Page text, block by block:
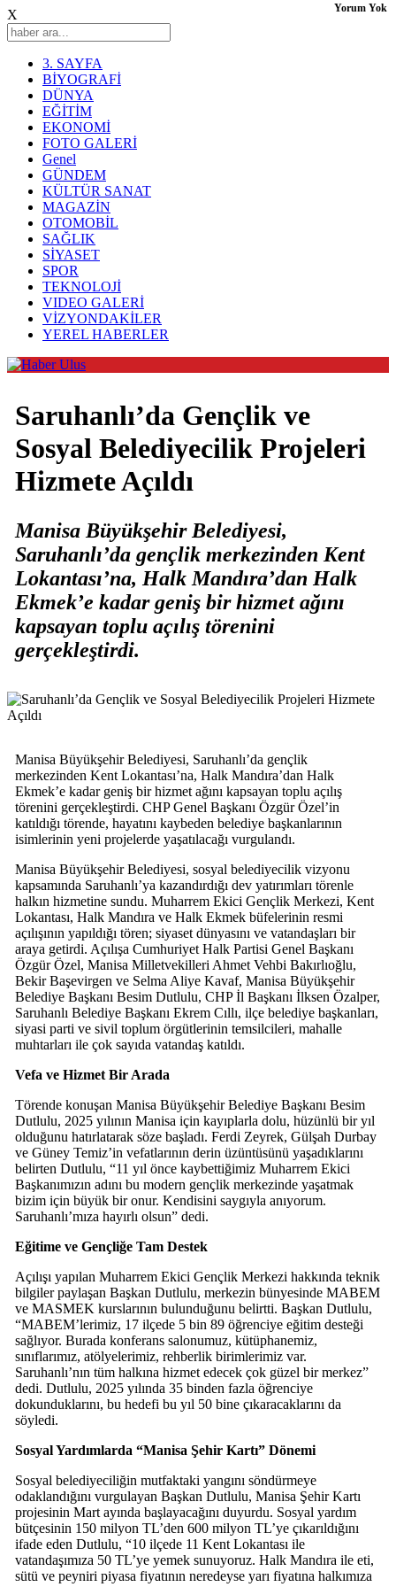
X
3. SAYFA
BİYOGRAFİ
DÜNYA
EĞİTİM
EKONOMİ
FOTO GALERİ
Genel
GÜNDEM
KÜLTÜR SANAT
MAGAZİN
OTOMOBİL
SAĞLIK
SİYASET
SPOR
TEKNOLOJİ
VIDEO GALERİ
VİZYONDAKİLER
YEREL HABERLER
Saruhanlı’da Gençlik ve
Sosyal Belediyecilik Projeleri
Hizmete Açıldı
Manisa Büyükşehir Belediyesi,
Saruhanlı’da gençlik merkezinden Kent
Lokantası’na, Halk Mandıra’dan Halk
Ekmek’e kadar geniş bir hizmet ağını
kapsayan toplu açılış törenini
gerçekleştirdi.
Manisa Büyükşehir Belediyesi, Saruhanlı’da gençlik
merkezinden Kent Lokantası’na, Halk Mandıra’dan Halk
Ekmek’e kadar geniş bir hizmet ağını kapsayan toplu açılış
törenini gerçekleştirdi. CHP Genel Başkanı Özgür Özel’in
katıldığı törende, hayatını kaybeden belediye başkanlarının
isimlerinin yeni projelerde yaşatılacağı vurgulandı.
Manisa Büyükşehir Belediyesi, sosyal belediyecilik vizyonu
kapsamında Saruhanlı’ya kazandırdığı dev yatırımları törenle
halkın hizmetine sundu. Muharrem Ekici Gençlik Merkezi, Kent
Lokantası, Halk Mandıra ve Halk Ekmek büfelerinin resmi
açılışının yapıldığı tören; siyaset dünyasını ve vatandaşları bir
araya getirdi. Açılışa Cumhuriyet Halk Partisi Genel Başkanı
Özgür Özel, Manisa Milletvekilleri Ahmet Vehbi Bakırlıoğlu,
Bekir Başevirgen ve Selma Aliye Kavaf, Manisa Büyükşehir
Belediye Başkanı Besim Dutlulu, CHP İl Başkanı İlksen Özalper,
Saruhanlı Belediye Başkanı Ekrem Cıllı, ilçe belediye başkanları,
siyasi parti ve sivil toplum örgütlerinin temsilcileri, mahalle
muhtarları ile çok sayıda vatandaş katıldı.
Vefa ve Hizmet Bir Arada
Törende konuşan Manisa Büyükşehir Belediye Başkanı Besim
Dutlulu, 2025 yılının Manisa için kayıplarla dolu, hüzünlü bir yıl
olduğunu hatırlatarak söze başladı. Ferdi Zeyrek, Gülşah Durbay
ve Güney Temiz’in vefatlarının derin üzüntüsünü yaşadıklarını
belirten Dutlulu, “11 yıl önce kaybettiğimiz Muharrem Ekici
Başkanımızın adını bu modern gençlik merkezinde yaşatmak
bizim için büyük bir onur. Kendisini saygıyla anıyorum.
Saruhanlı’mıza hayırlı olsun” dedi.
Eğitime ve Gençliğe Tam Destek
Açılışı yapılan Muharrem Ekici Gençlik Merkezi hakkında teknik
bilgiler paylaşan Başkan Dutlulu, merkezin bünyesinde MABEM
ve MASMEK kurslarının bulunduğunu belirtti. Başkan Dutlulu,
“MABEM’lerimiz, 17 ilçede 5 bin 89 öğrenciye eğitim desteği
sağlıyor. Burada konferans salonumuz, kütüphanemiz,
sınıflarımız, atölyelerimiz, rehberlik birimlerimiz var.
Saruhanlı’nın tüm halkına hizmet edecek çok güzel bir merkez”
dedi. Dutlulu, 2025 yılında 35 binden fazla öğrenciye
dokunduklarını, bu hedefi bu yıl 50 bine çıkaracaklarını da
söyledi.
Sosyal Yardımlarda “Manisa Şehir Kartı” Dönemi
Sosyal belediyeciliğin mutfaktaki yangını söndürmeye
odaklandığını vurgulayan Başkan Dutlulu, Manisa Şehir Kartı
projesinin Mart ayında başlayacağını duyurdu. Sosyal yardım
bütçesinin 150 milyon TL’den 600 milyon TL’ye çıkarıldığını
ifade eden Dutlulu, “10 ilçede 11 Kent Lokantası ile
vatandaşımıza 50 TL’ye yemek sunuyoruz. Halk Mandıra ile eti,
sütü ve peyniri piyasa fiyatının neredeyse yarı fiyatına halkımıza
Yorum Yok